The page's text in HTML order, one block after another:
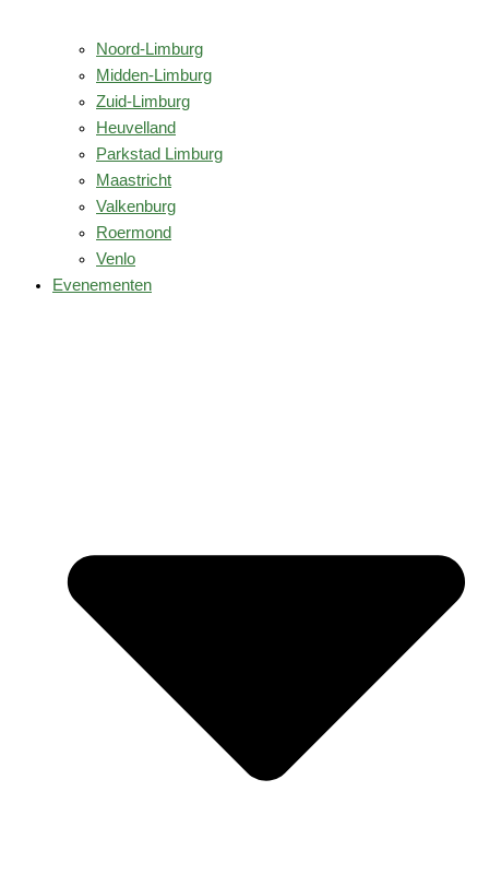
Noord-Limburg
Midden-Limburg
Zuid-Limburg
Heuvelland
Parkstad Limburg
Maastricht
Valkenburg
Roermond
Venlo
Evenementen